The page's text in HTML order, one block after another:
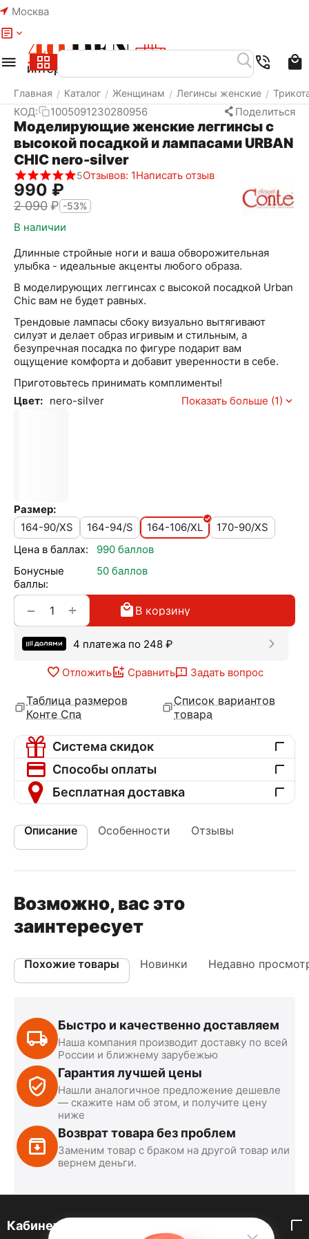
Москва
Главная / Каталог / Женщинам / Легинсы женские /
КОД: 1005091230280956 Поделиться
Моделирующие женские леггинсы с
высокой посадкой и лампасами URBAN
CHIC nero-silver
5Отзывов: 1Написать отзыв
‍990‍ ₽
2 090₽ -53%
В наличии
Длинные стройные ноги и ваша обворожительная
улыбка - идеальные акценты любого образа.
В моделирующих леггинсах с высокой посадкой Urban
Chic вам не будет равных.
Трендовые лампасы сбоку визуально вытягивают
силуэт и делает образ игривым и стильным, а
безупречная посадка по фигуре подарит вам
ощущение комфорта и добавит уверенности в себе.
Приготовьтесь принимать комплименты!
Цвет: nero-silver Показать больше (1)
Размер:
164-90/XS
164-94/S 164-106/XL
170-90/XS
Цена в баллах:
990 баллов
Бонусные
баллы:
50 баллов
+
− В корзину
4 платежа по 248 ₽
Отложить Сравнить Задать вопрос
Таблица размеров
Конте Спа
Список вариантов
товара
Система скидок
Способы оплаты
Бесплатная доставка
Описание Особенности Отзывы
Возможно, вас это
заинтересует
Похожие товары Новинки Недавно
Быстро и качественно доставляем
Наша компания производит доставку по всей
России и ближнему зарубежью
Гарантия лучшей цены
Нашли аналогичное предложение дешевле
— скажите нам об этом, и получите цену
ниже
Возврат товара без проблем
Заменим товар с браком на другой товар или
вернем деньги.
Кабинет покупателя
Меню